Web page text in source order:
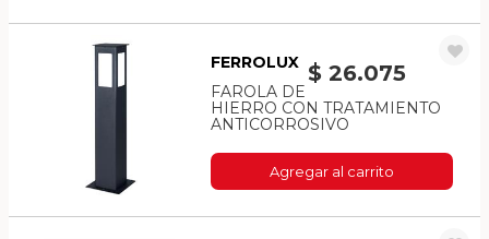
$ 26.075
FERROLUX
FAROLA DE
HIERRO CON TRATAMIENTO
ANTICORROSIVO
Agregar al carrito